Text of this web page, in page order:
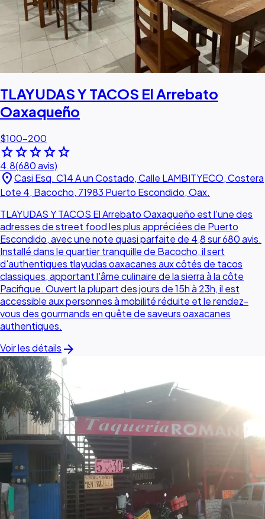
TLAYUDAS Y TACOS El Arrebato
Oaxaqueño
$100–200
starstarstarstarstar
4.8(680 avis)
location_onCasi Esq. C14 A un Costado, Calle LAMBITYECO, Costera
Lote 4, Bacocho, 71983 Puerto Escondido, Oax.
TLAYUDAS Y TACOS El Arrebato Oaxaqueño est l'une des
adresses de street food les plus appréciées de Puerto
Escondido, avec une note quasi parfaite de 4,8 sur 680 avis.
Installé dans le quartier tranquille de Bacocho, il sert
d'authentiques tlayudas oaxacanes aux côtés de tacos
classiques, apportant l'âme culinaire de la sierra à la côte
Pacifique. Ouvert la plupart des jours de 15h à 23h, il est
accessible aux personnes à mobilité réduite et le rendez-
vous des gourmands en quête de saveurs oaxacanes
authentiques.
Voir les détails arrow_forward